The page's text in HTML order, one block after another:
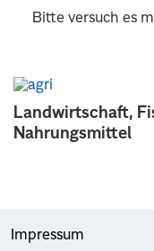
Landwirtschaft,
Nahrungsmittel
Bitte versuch es
Impressum